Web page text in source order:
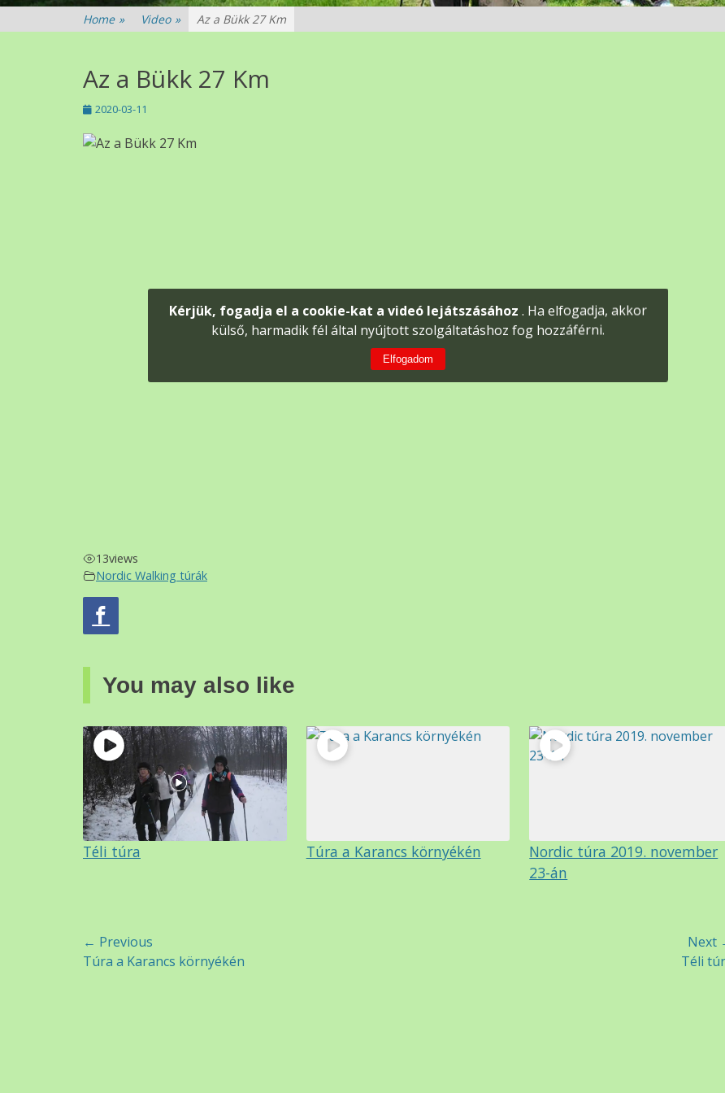
Home » Video » Az a Bükk 27 Km
Az a Bükk 27 Km
Posted
2020-03-11
Kérjük, fogadja el a cookie-kat a videó lejátszásához . Ha elfogadja, akkor
külső, harmadik fél által nyújtott szolgáltatáshoz fog hozzáférni.
Elfogadom
13views
Nordic Walking túrák
You may also like
Téli túra Túra a Karancs környékén
Nordic túra 2019. november
23-án
Bejegyzés
navigáció
← Previous
Previous
Túra a Karancs környékén
Next
Téli